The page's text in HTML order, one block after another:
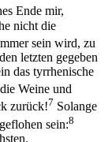
Ende mir,
nicht die
sein wird, zu
letzten gegeben
das tyrrhenische
Weine und
zurück!7 Solange
sein:8